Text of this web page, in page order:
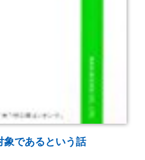
象であるという話